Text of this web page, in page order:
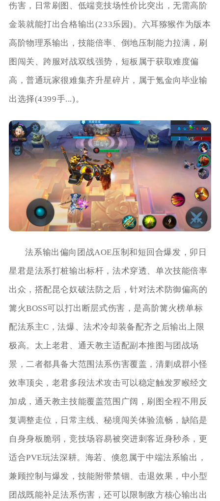
伤害，日常刷图、低端竞技场性价比突出，无需高阶
金装就能打出合格输出(233乐园)。六耳猕猴作为版本
高阶物理系输出，技能倍率、倒地压制能力拉满，刷
图闯关、跨服对战双线强势，短板属于获取难度偏
高，普通玩家很难集齐升星碎片，属于氪金向毕业输
出选择(4399手...)。
法系输出偏向团战AOE压制和短回合爆发，卯日
星君是法系打桩输出标杆，法术穿透、单次技能倍率
出众，搭配昆仑奴破法防之后，针对法术防御偏高的
篝火BOSS可以打出断层式伤害，是高阶篝火榜单标
配法系主C，法爆、法术冷却装备配齐之后输出上限
极高。太上老君、通天教主适配副本推图与团战场
景，二者都具备大范围法系伤害覆盖，清剿成群小怪
效率顶尖，老君多段法术攻击可以稳定触发罗睺经文
加成，通天教主技能覆盖范围广阔，刷图全程不用反
复调整走位，日常主线、秘境闯关体验流畅，缺陷是
自身身板脆弱，竞技场容易被突进刺客近身秒杀，更
适合PVE玩法深耕。海若、倏忽属于中端法系输出，
兼顾控制与爆发，技能附带禁锢、击退效果，中小型
团战既能补足法系伤害，还可以限制敌方核心输出出